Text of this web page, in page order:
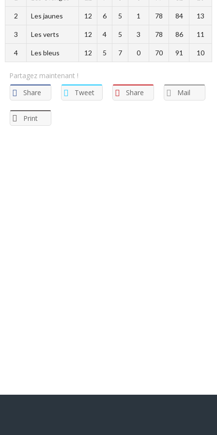
2 Les jaunes 12 6 5 1 78 84 13
3 Les verts 12 4 5 3 78 86 11
4 Les bleus 12 5 7 0 70 91 10
Partagez maintenant !
Share
Tweet Share Mail
Print